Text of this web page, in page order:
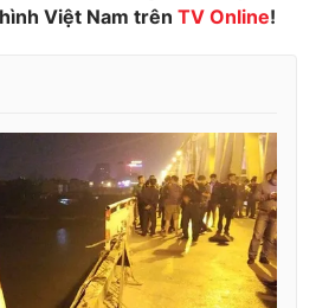
in và báo điện tử số 483/GP-BTTTT
Thủy
Thị Mỹ Hạnh, Phạm Quốc Thắng,
931 - 024.38 355 932
Việt Nam trên TV Online!